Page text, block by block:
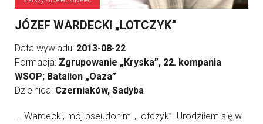
JÓZEF WARDECKI „LOTCZYK”
Data wywiadu: 2013-08-22
Formacja: Zgrupowanie „Kryska”, 22. kompania
WSOP; Batalion „Oaza”
Dzielnica: Czerniaków, Sadyba
... Wardecki, mój pseudonim „Lotczyk”. Urodziłem się w